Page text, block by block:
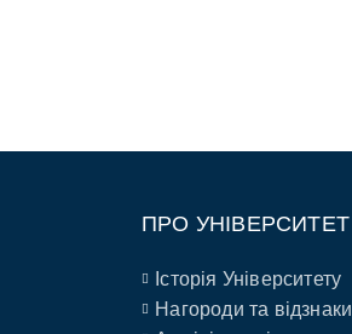
ПРО УНІВЕРСИТЕТ
Історія Університету
Нагороди та відзнаки